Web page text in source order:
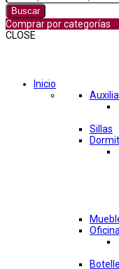
Buscar
Comprar por categorías
CLOSE
Inicio
Sillas